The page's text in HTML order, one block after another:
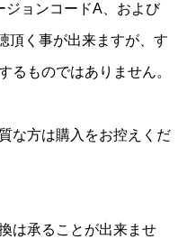
ジョンコードA、および
頂く事が出来ますが、す
るものではありません。
な方は購入をお控えくだ
は承ることが出来ませ